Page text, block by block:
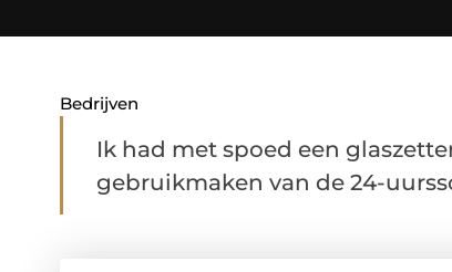
Bedrijven
Ik had met spoed een
gebruikmaken van de 24-